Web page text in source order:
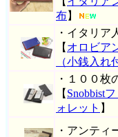
布】
・イタリア
【 オロビア
（小銭入れ
・１００枚
【 Snobbist
ォレット 】
・アンティ